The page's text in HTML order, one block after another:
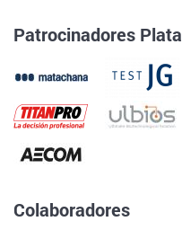
Patrocinadores Plata
Colaboradores